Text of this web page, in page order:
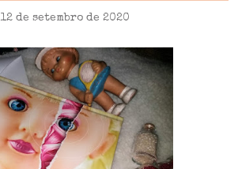
12 de setembro de 2020